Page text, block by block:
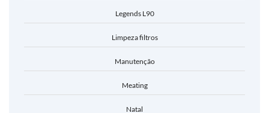
Legends L90
Limpeza filtros
Manutenção
Meating
Natal